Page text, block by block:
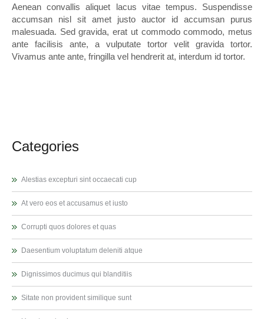
Aenean convallis aliquet lacus vitae tempus. Suspendisse
accumsan nisl sit amet justo auctor id accumsan purus
malesuada. Sed gravida, erat ut commodo commodo, metus
ante facilisis ante, a vulputate tortor velit gravida tortor.
Vivamus ante ante, fringilla vel hendrerit at, interdum id tortor.
Categories
Alestias excepturi sint occaecati cup
At vero eos et accusamus et iusto
Corrupti quos dolores et quas
Daesentium voluptatum deleniti atque
Dignissimos ducimus qui blanditiis
Sitate non provident similique sunt